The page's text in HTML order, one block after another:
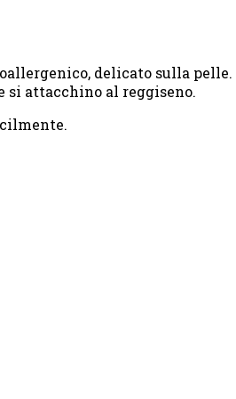
delicato sulla pelle.
si attacchino al reggiseno.